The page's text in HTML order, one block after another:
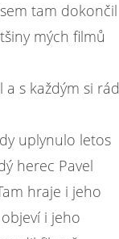
tam dokončil
mých filmů
s každým si rád
uplynulo letos
herec Pavel
hraje i jeho
i jeho